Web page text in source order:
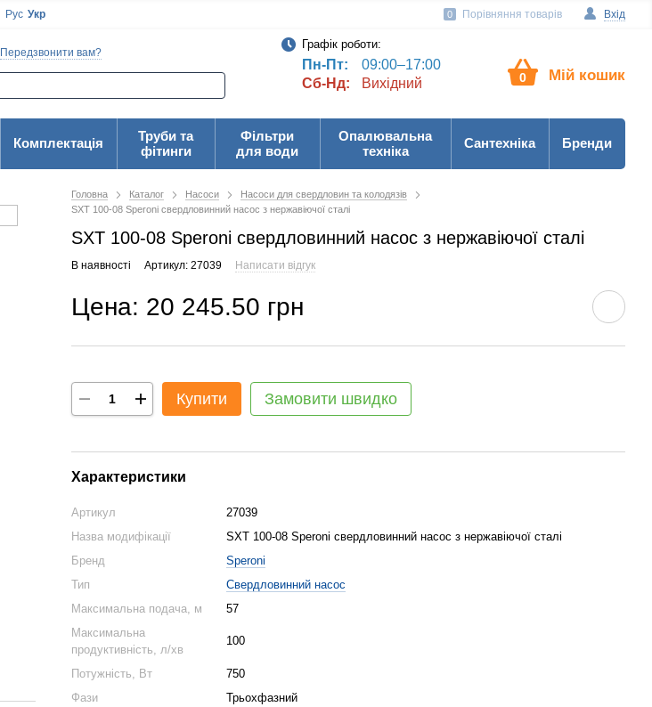
Угода користувача Вхід
0 Порівняння товарів
Рус Укр
Передзвонити вам?
Графік роботи:
Пн-Пт:
09:00–17:00
Сб-Нд:
Вихідний 0 Мій кошик
Комплектація
Труби та
фітинги
Фільтри
для води
Опалювальна
техніка
Сантехніка Бренди
Головна Каталог Насоси
Насоси для свердловин та колодязів
SXT 100-08 Speroni свердловинний насос з нержавіючої сталі
SXT 100-08 Speroni свердловинний насос з нержавіючої сталі
В наявності Артикул: 27039 Написати відгук
Цена: 20 245.50 грн
Купити Замовити швидко
Характеристики
Артикул
27039
Назва модифікації
SXT 100-08 Speroni свердловинний насос з нержавіючої сталі
Бренд
Speroni
Тип
Свердловинний насос
Максимальна подача, м
57
Максимальна
продуктивність, л/хв
100
Потужність, Вт
750
Фази
Трьохфазний